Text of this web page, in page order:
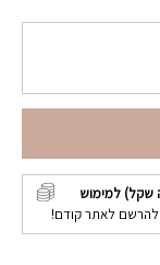
שקל) למימוש
להרשם לאתר קודם!